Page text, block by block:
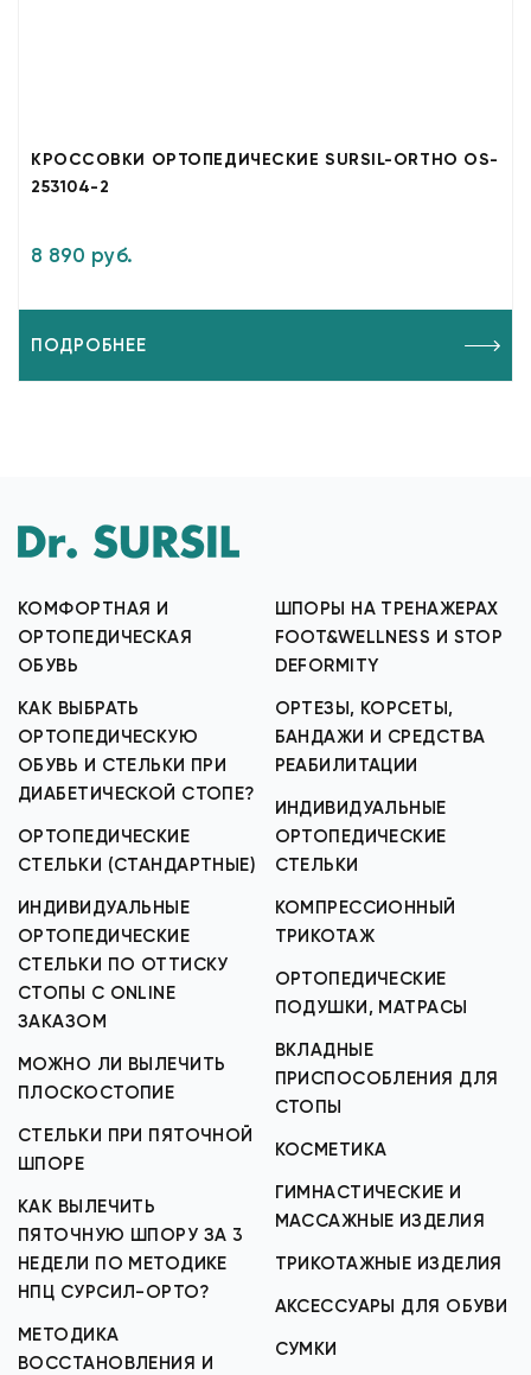
КРОССОВКИ ОРТОПЕДИЧЕСКИЕ SURSIL-ORTHO OS-
253104-2
8 890 руб.
ПОДРОБНЕЕ
КОМФОРТНАЯ И
ОРТОПЕДИЧЕСКАЯ
ОБУВЬ
КАК ВЫБРАТЬ
ОРТОПЕДИЧЕСКУЮ
ОБУВЬ И СТЕЛЬКИ ПРИ
ДИАБЕТИЧЕСКОЙ СТОПЕ?
ОРТОПЕДИЧЕСКИЕ
СТЕЛЬКИ (СТАНДАРТНЫЕ)
ИНДИВИДУАЛЬНЫЕ
ОРТОПЕДИЧЕСКИЕ
СТЕЛЬКИ ПО ОТТИСКУ
СТОПЫ С ONLINE
ЗАКАЗОМ
МОЖНО ЛИ ВЫЛЕЧИТЬ
ПЛОСКОСТОПИЕ
СТЕЛЬКИ ПРИ ПЯТОЧНОЙ
ШПОРЕ
КАК ВЫЛЕЧИТЬ
ПЯТОЧНУЮ ШПОРУ ЗА 3
НЕДЕЛИ ПО МЕТОДИКЕ
НПЦ СУРСИЛ-ОРТО?
МЕТОДИКА
ВОССТАНОВЛЕНИЯ И
ШПОРЫ НА ТРЕНАЖЕРАХ
FOOT&WELLNESS И STOP
DEFORMITY
ОРТЕЗЫ, КОРСЕТЫ,
БАНДАЖИ И СРЕДСТВА
РЕАБИЛИТАЦИИ
ИНДИВИДУАЛЬНЫЕ
ОРТОПЕДИЧЕСКИЕ
СТЕЛЬКИ
КОМПРЕССИОННЫЙ
ТРИКОТАЖ
ОРТОПЕДИЧЕСКИЕ
ПОДУШКИ, МАТРАСЫ
ВКЛАДНЫЕ
ПРИСПОСОБЛЕНИЯ ДЛЯ
СТОПЫ
КОСМЕТИКА
ГИМНАСТИЧЕСКИЕ И
МАССАЖНЫЕ ИЗДЕЛИЯ
ТРИКОТАЖНЫЕ ИЗДЕЛИЯ
АКСЕССУАРЫ ДЛЯ ОБУВИ
СУМКИ